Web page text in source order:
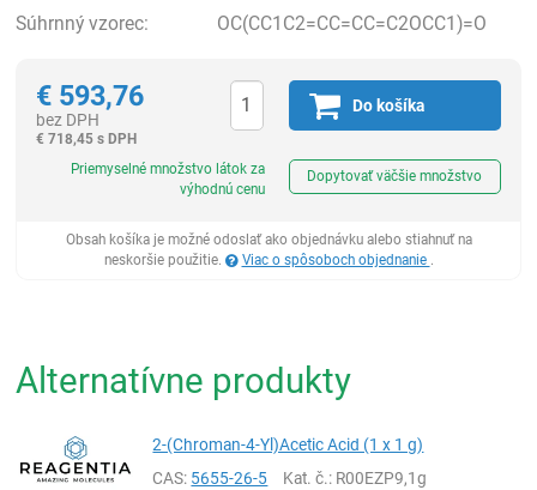
Súhrnný vzorec:
OC(CC1C2=CC=CC=C2OCC1)=O
€ 593,76
bez DPH
€ 718,45 s DPH
Do košíka
Priemyselné množstvo látok za
výhodnú cenu
Dopytovať väčšie množstvo
Obsah košíka je možné odoslať ako objednávku alebo stiahnuť na
neskoršie použitie.
Viac o spôsoboch objednanie .
Alternatívne produkty
2-(Chroman-4-Yl)Acetic Acid (1 x 1 g)
CAS: 5655-26-5 Kat. č.: R00EZP9,1g